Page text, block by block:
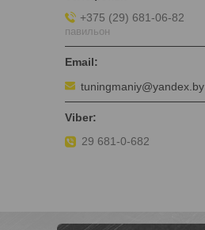
+375 (29) 681-06-82
павильон
tuningmaniy@yandex.by
29 681-0-682